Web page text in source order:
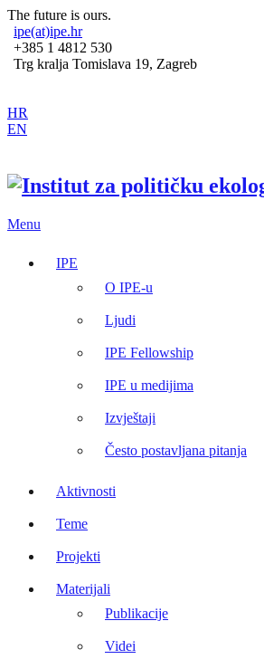
The future is ours.
ipe(at)ipe.hr
+385 1 4812 530
Trg kralja Tomislava 19, Zagreb
HR
EN
Menu
IPE
O IPE-u
Ljudi
IPE Fellowship
IPE u medijima
Izvještaji
Često postavljana pitanja
Aktivnosti
Teme
Projekti
Materijali
Publikacije
Videi